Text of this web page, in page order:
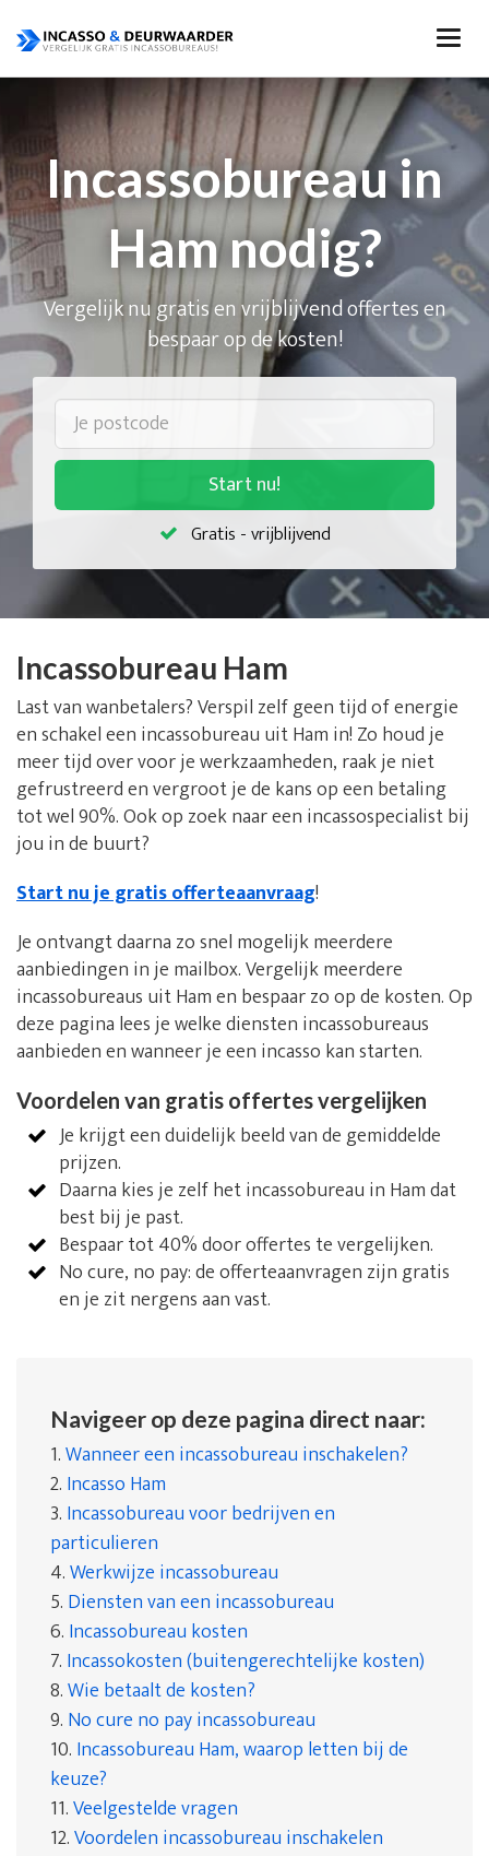
Incassobureau in
Ham nodig?
Vergelijk nu gratis en vrijblijvend offertes en
bespaar op de kosten!
Start nu!
Gratis - vrijblijvend
Incassobureau Ham
Last van wanbetalers? Verspil zelf geen tijd of energie
en schakel een incassobureau uit Ham in! Zo houd je
meer tijd over voor je werkzaamheden, raak je niet
gefrustreerd en vergroot je de kans op een betaling
tot wel 90%. Ook op zoek naar een incassospecialist bij
jou in de buurt?
Start nu je gratis offerteaanvraag!
Je ontvangt daarna zo snel mogelijk meerdere
aanbiedingen in je mailbox. Vergelijk meerdere
incassobureaus uit Ham en bespaar zo op de kosten. Op
deze pagina lees je welke diensten incassobureaus
aanbieden en wanneer je een incasso kan starten.
Voordelen van gratis offertes vergelijken
Je krijgt een duidelijk beeld van de gemiddelde
prijzen.
Daarna kies je zelf het incassobureau in Ham dat
best bij je past.
Bespaar tot 40% door offertes te vergelijken.
No cure, no pay: de offerteaanvragen zijn gratis
en je zit nergens aan vast.
Navigeer op deze pagina direct naar:
1.Wanneer een incassobureau inschakelen?
2. Incasso Ham
3. Incassobureau voor bedrijven en
particulieren
4.Werkwijze incassobureau
5. Diensten van een incassobureau
6. Incassobureau kosten
7. Incassokosten (buitengerechtelijke kosten)
8.Wie betaalt de kosten?
9. No cure no pay incassobureau
10. Incassobureau Ham, waarop letten bij de
keuze?
11.Veelgestelde vragen
12.Voordelen incassobureau inschakelen